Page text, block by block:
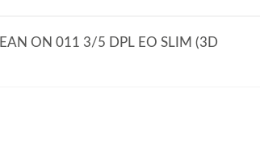
ON 011 3/5 DPL EO SLIM (3D